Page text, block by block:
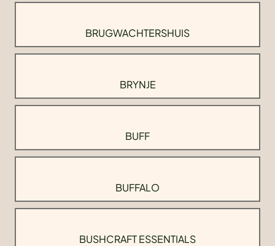
BRUGWACHTERSHUIS
BRYNJE
BUFF
BUFFALO
BUSHCRAFT ESSENTIALS